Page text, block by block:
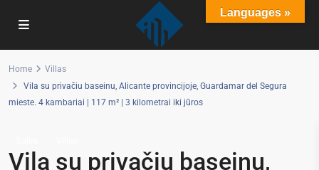
Home
Villas
Vila su privačiu baseinu, Alicante provincijoje, Guardamar del Segura
mieste. 4 kambariai | 117 m² | 3 kilometrai iki jūros
Vila su privačiu baseinu,
Languages »